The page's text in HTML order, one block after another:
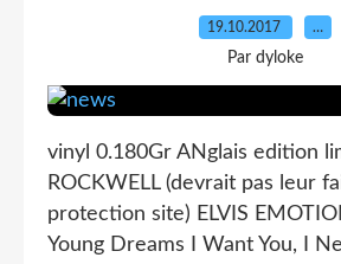
19.10.2017 …
Par dyloke
vinyl 0.180Gr ANglais edition
ROCKWELL (devrait pas leur
protection site) ELVIS
Young Dreams I Want You, I